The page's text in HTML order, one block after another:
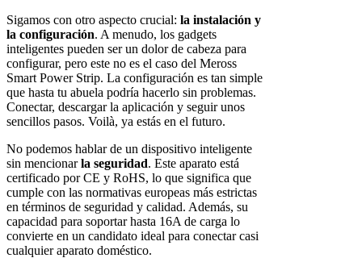
Sigamos con otro aspecto crucial: la instalación y
la configuración. A menudo, los gadgets
inteligentes pueden ser un dolor de cabeza para
configurar, pero este no es el caso del Meross
Smart Power Strip. La configuración es tan simple
que hasta tu abuela podría hacerlo sin problemas.
Conectar, descargar la aplicación y seguir unos
sencillos pasos. Voilà, ya estás en el futuro.
No podemos hablar de un dispositivo inteligente
sin mencionarla seguridad. Este aparato está
certificado por CE y RoHS, lo que significa que
cumple con las normativas europeas más estrictas
en términos de seguridad y calidad. Además, su
capacidad para soportar hasta 16A de carga lo
convierte en un candidato ideal para conectar casi
cualquier aparato doméstico.